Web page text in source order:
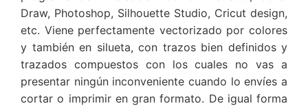
Draw, Photoshop, Silhouette Studio, Cricut design,
etc. Viene perfectamente vectorizado por colores
y también en silueta, con trazos bien definidos y
trazados compuestos con los cuales no vas a
presentar ningún inconveniente cuando lo envíes a
cortar o imprimir en gran formato. De igual forma